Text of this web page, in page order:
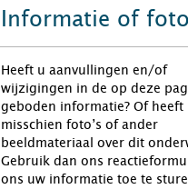
Informatie of
Heeft u aanvullingen en/of
wijzigingen in de op deze
geboden informatie? Of heeft
misschien foto’s of ander
beeldmateriaal over dit
Gebruik dan ons
ons uw informatie toe te